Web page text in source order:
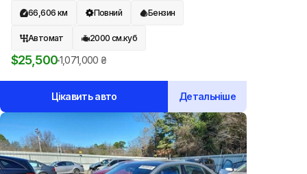
66,606 км Повний Бензин
Автомат 2000 см.куб
$25,5001,071,000 ₴
Цікавить авто Детальніше